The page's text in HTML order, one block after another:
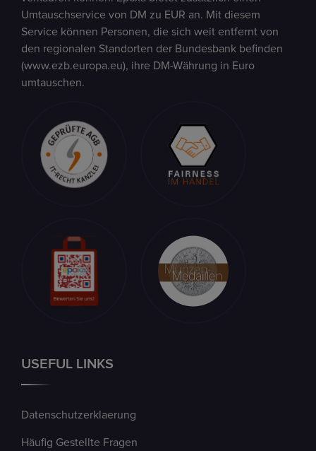
Umtauschservice von DM zu EUR an. Mit diesem
Service können Personen, die sich weit entfernt von
den regionalen Standorten der Bundesbank befinden
(www.ezb.europa.eu), ihre DM-Währung in Euro
umtauschen.
USEFUL LINKS
Datenschutzerklaerung
Häufig Gestellte Fragen